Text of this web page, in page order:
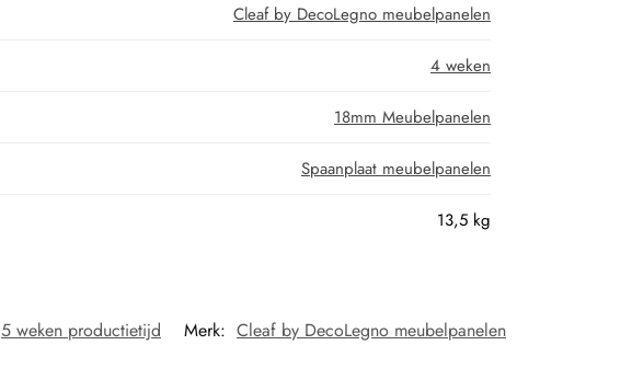
Cleaf by DecoLegno meubelpanelen
4 weken
18mm Meubelpanelen
Spaanplaat meubelpanelen
13,5 kg
5 weken productietijd Merk: Cleaf by DecoLegno meubelpanelen